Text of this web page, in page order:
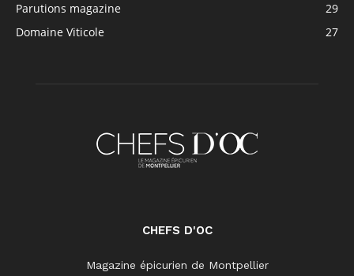
Parutions magazine
29
Domaine Viticole
27
CHEFS D'OC
Magazine épicurien de Montpellier